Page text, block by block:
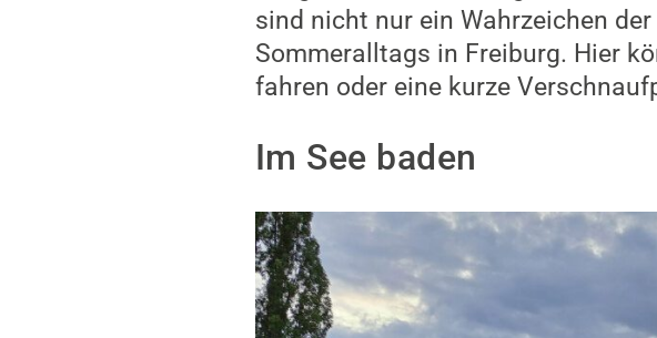
sind nicht nur ein Wahrzeichen
Sommeralltags in Freiburg. Hier
fahren oder eine kurze
Im See baden